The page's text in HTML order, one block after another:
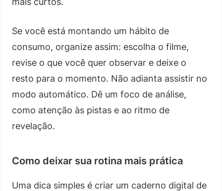
Se você está montando um hábito de
consumo, organize assim: escolha o filme,
revise o que você quer observar e deixe o
resto para o momento. Não adianta assistir no
modo automático. Dê um foco de análise,
como atenção às pistas e ao ritmo de
revelação.
Como deixar sua rotina mais prática
Uma dica simples é criar um caderno digital de